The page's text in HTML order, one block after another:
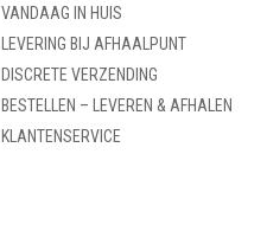
VANDAAG IN HUIS
LEVERING BIJ AFHAALPUNT
DISCRETE VERZENDING
BESTELLEN – LEVEREN & AFHALEN
KLANTENSERVICE